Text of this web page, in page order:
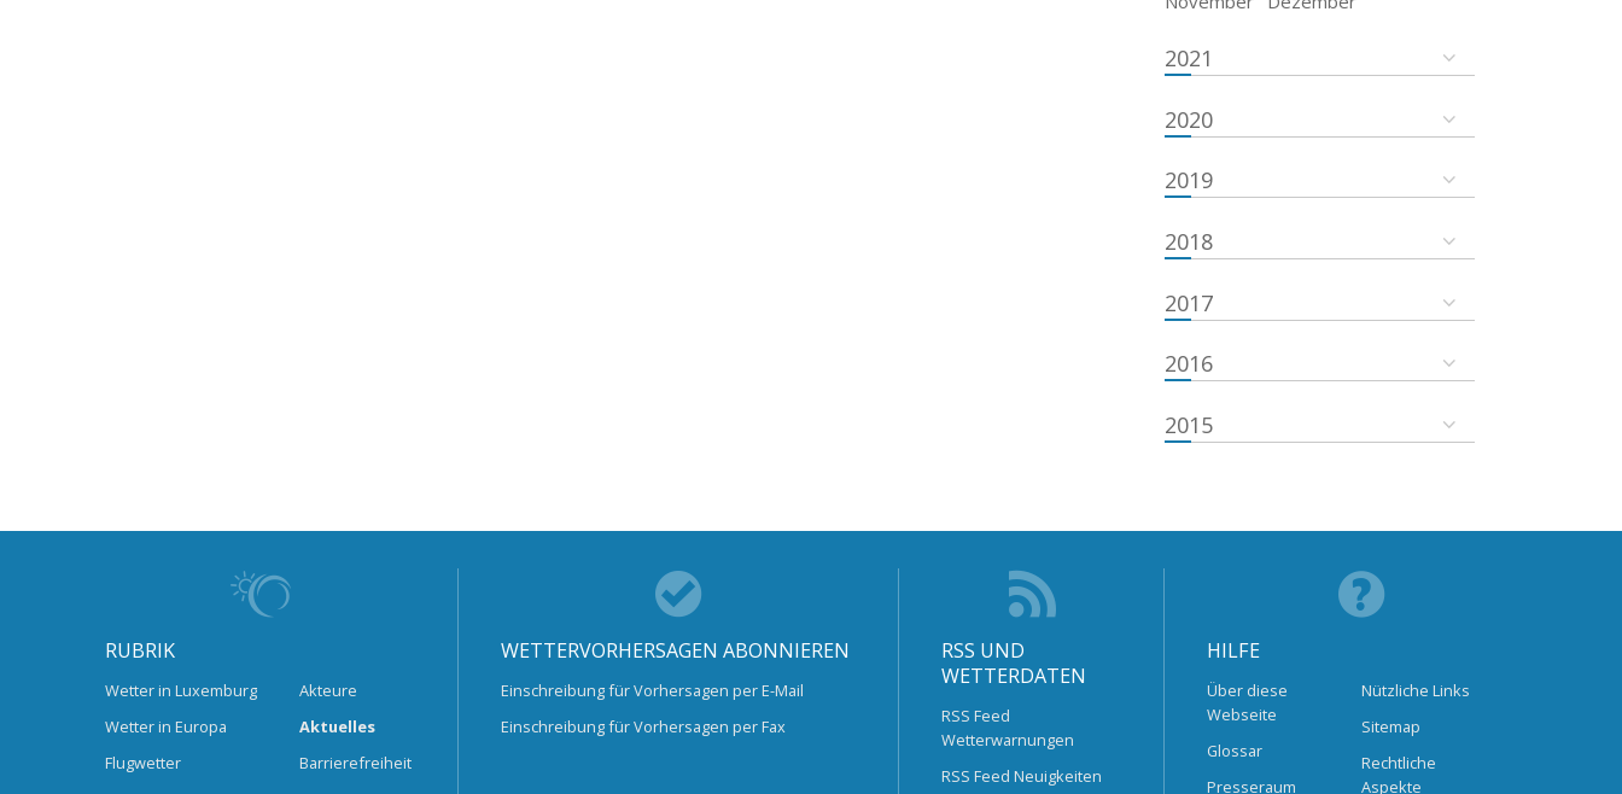
2021
2020
2019
2018
2017
2016
2015
RUBRIK
Wetter in Luxemburg
Wetter in Europa
Flugwetter
Akteure
Aktuelles
Barrierefreiheit
WETTERVORHERSAGEN ABONNIEREN
Einschreibung für Vorhersagen per E-Mail
Einschreibung für Vorhersagen per Fax
RSS UND
WETTERDATEN
RSS Feed
Wetterwarnungen
RSS Feed Neuigkeiten
HILFE
Über diese
Webseite
Glossar
Presseraum
Nützliche Links
Sitemap
Rechtliche
Aspekte